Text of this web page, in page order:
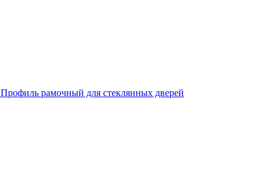
Профиль рамочный для стеклянных дверей